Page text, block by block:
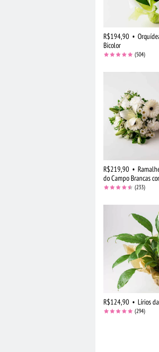
R$194,90 •
Bicolor
(504)
R$219,90 •
do Campo Brancas
(233)
R$124,90 • Lírios
(294)